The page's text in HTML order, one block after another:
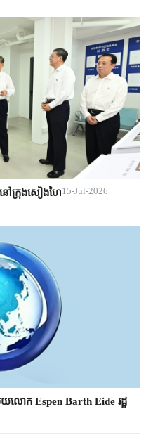
នៅក្រុងសៀងហៃ15-Jul-2026
យលោក Espen Barth Eide រដ្ឋ